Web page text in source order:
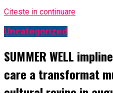
Citeste in continuare
Uncategorized
SUMMER WELL
care a transformat